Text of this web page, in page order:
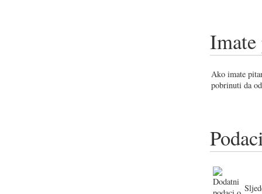
Imate
Ako imate
pobrinuti da